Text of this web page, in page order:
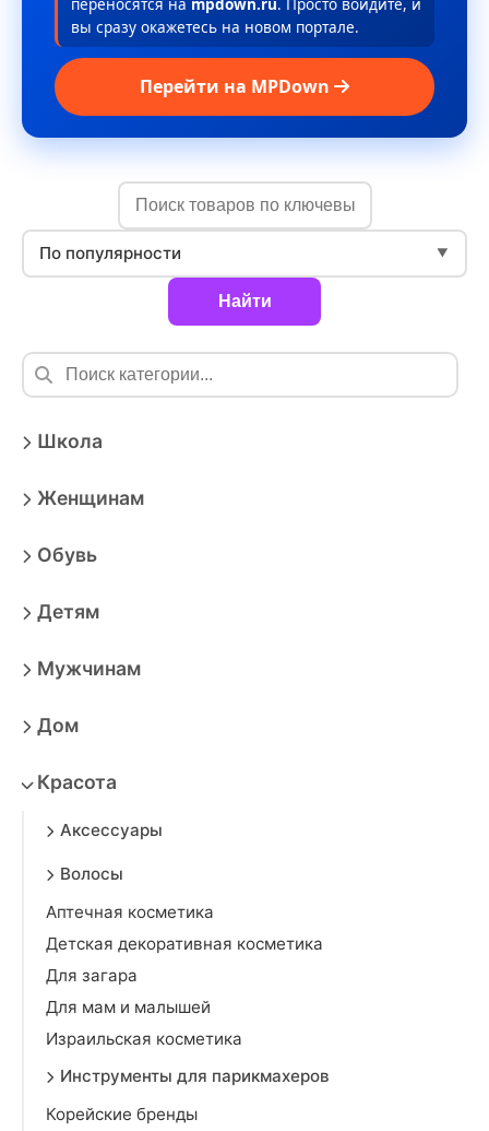
вы сразу окажетесь на новом портале.
Перейти на MPDown
По популярности ▼
Найти
Школа
Женщинам
Обувь
Детям
Мужчинам
Дом
Красота
Аксессуары
Волосы
Аптечная косметика
Детская декоративная косметика
Для загара
Для мам и малышей
Израильская косметика
Инструменты для парикмахеров
Корейские бренды